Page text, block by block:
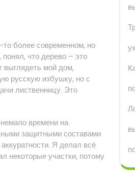
более современном, но
что дерево – это
выглядеть мой дом,
русскую избушку, но с
лиственницу. Это
времени на
защитными составами
Я делал всё
некоторые участки, потому